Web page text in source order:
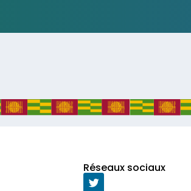
Réseaux sociaux